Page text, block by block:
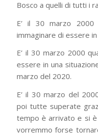
Bosco a quelli di tutti i
E’ il 30 marzo 2000
immaginare di essere
E’ il 30 marzo 2000
essere in una
marzo del 2020.
E’ il 30 marzo del
poi tutte superate
tempo è arrivato e si
vorremmo forse